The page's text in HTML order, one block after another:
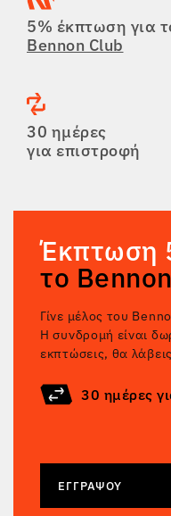
ΆΡΘΡΑ
ΕΡΓΑΣΤΉΡΙΟ BENNON
ΚΑΤΆΣΤΗΜΑ ΜΕ
ΕΠΙΚΟΙΝΩΝΊΑ
5% έκπτωση για
Bennon Club
30 ημέρες
για επιστροφή
Έκπτωση
το
Γίνε μέλος του
Η συνδρομή είναι
εκπτώσεις, θα
30 ημέρες
ΕΓΓΡΆΨΟΥ